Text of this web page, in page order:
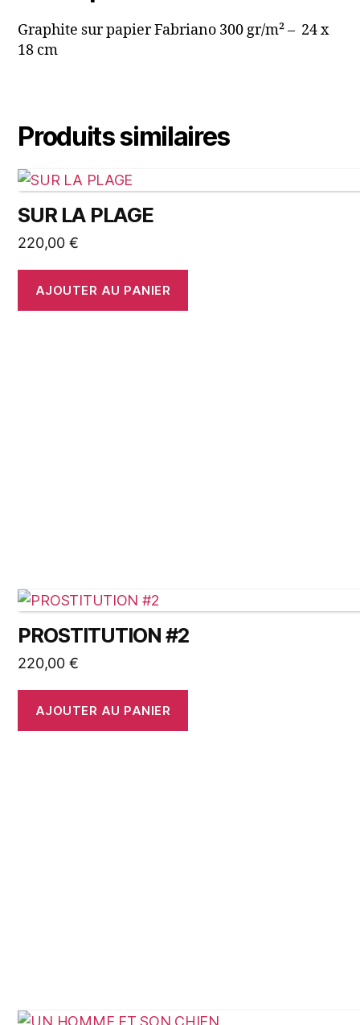
Graphite sur papier Fabriano 300 gr/m² – 24 x
18 cm
Produits similaires
SUR LA PLAGE
220,00 €
AJOUTER AU PANIER
PROSTITUTION #2
220,00 €
AJOUTER AU PANIER